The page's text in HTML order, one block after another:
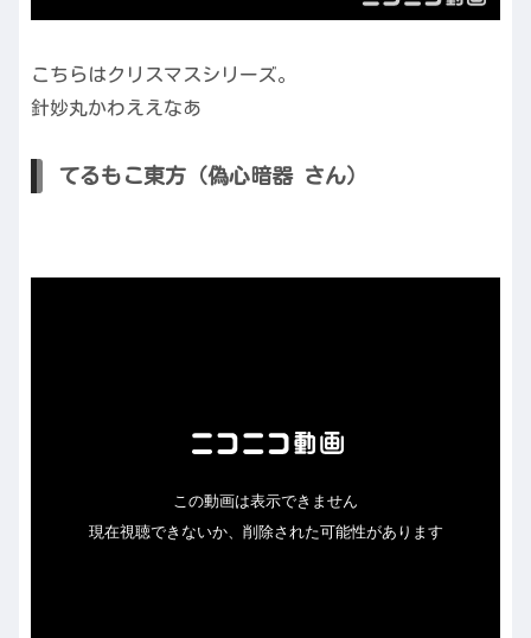
こちらはクリスマスシリーズ。
針妙丸かわええなあ
てるもこ東方（偽心暗器 さん）